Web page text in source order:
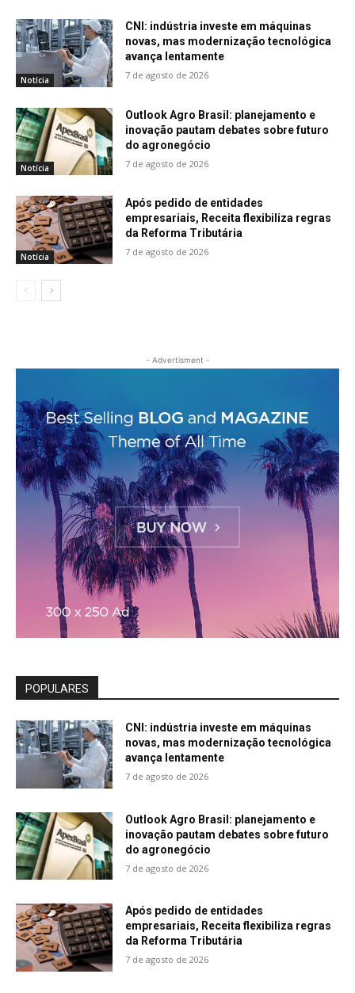
Notícia
CNI: indústria investe em máquinas
novas, mas modernização tecnológica
avança lentamente
7 de agosto de 2026
Notícia
Outlook Agro Brasil: planejamento e
inovação pautam debates sobre futuro
do agronegócio
7 de agosto de 2026
Notícia
Após pedido de entidades
empresariais, Receita flexibiliza regras
da Reforma Tributária
7 de agosto de 2026
- Advertisment -
POPULARES
CNI: indústria investe em máquinas
novas, mas modernização tecnológica
avança lentamente
7 de agosto de 2026
Outlook Agro Brasil: planejamento e
inovação pautam debates sobre futuro
do agronegócio
7 de agosto de 2026
Após pedido de entidades
empresariais, Receita flexibiliza regras
da Reforma Tributária
7 de agosto de 2026